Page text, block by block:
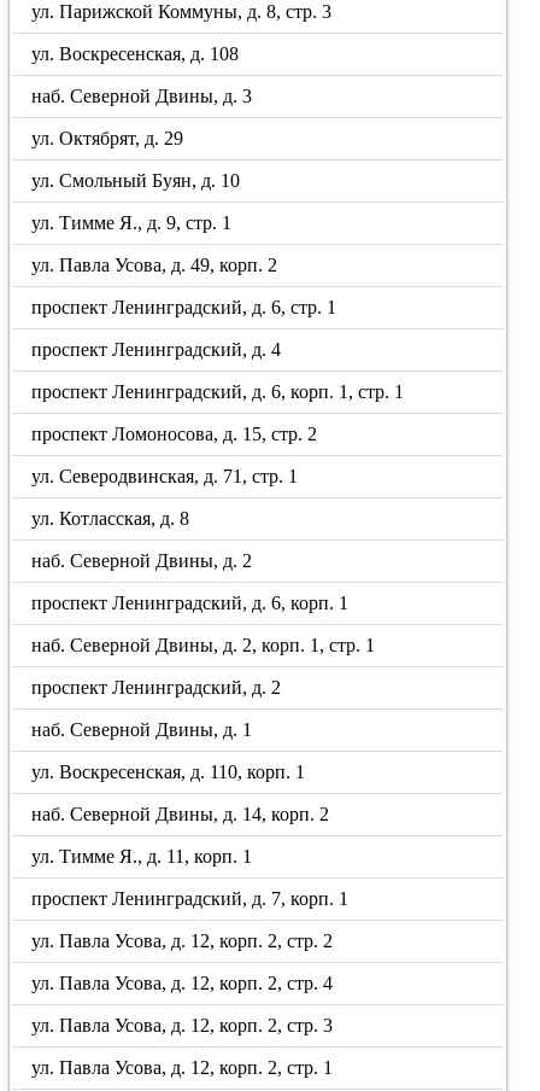
ул. Парижской Коммуны, д. 8, стр. 3
ул. Воскресенская, д. 108
наб. Северной Двины, д. 3
ул. Октябрят, д. 29
ул. Смольный Буян, д. 10
ул. Тимме Я., д. 9, стр. 1
ул. Павла Усова, д. 49, корп. 2
проспект Ленинградский, д. 6, стр. 1
проспект Ленинградский, д. 4
проспект Ленинградский, д. 6, корп. 1, стр. 1
проспект Ломоносова, д. 15, стр. 2
ул. Северодвинская, д. 71, стр. 1
ул. Котласская, д. 8
наб. Северной Двины, д. 2
проспект Ленинградский, д. 6, корп. 1
наб. Северной Двины, д. 2, корп. 1, стр. 1
проспект Ленинградский, д. 2
наб. Северной Двины, д. 1
ул. Воскресенская, д. 110, корп. 1
наб. Северной Двины, д. 14, корп. 2
ул. Тимме Я., д. 11, корп. 1
проспект Ленинградский, д. 7, корп. 1
ул. Павла Усова, д. 12, корп. 2, стр. 2
ул. Павла Усова, д. 12, корп. 2, стр. 4
ул. Павла Усова, д. 12, корп. 2, стр. 3
ул. Павла Усова, д. 12, корп. 2, стр. 1